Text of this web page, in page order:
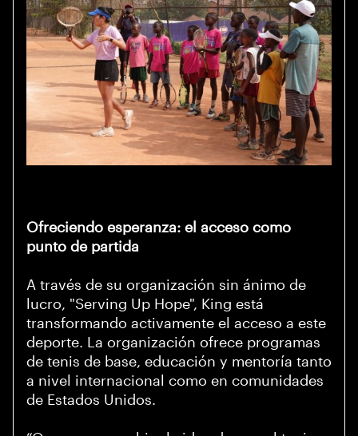
Ofreciendo esperanza: el acceso como
punto de partida
A través de su organización sin ánimo de
lucro, "Serving Up Hope", King está
transformando activamente el acceso a este
deporte. La organización ofrece programas
de tenis de base, educación y mentoría tanto
a nivel internacional como en comunidades
de Estados Unidos.